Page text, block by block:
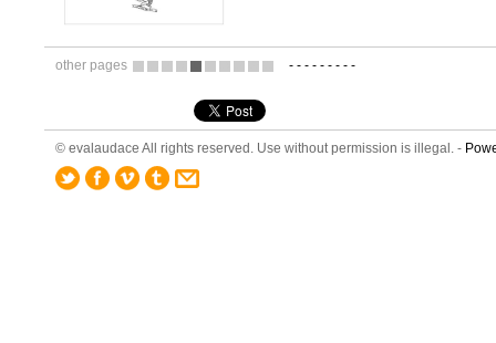
other pages - - - - - - - - -
© evalaudace All rights reserved. Use without permission is illegal. -